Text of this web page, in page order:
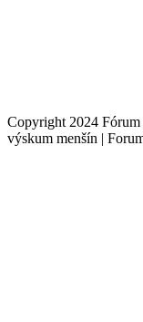
Copyright 2024 Fórum
výskum menšín |